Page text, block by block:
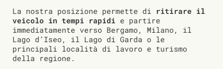
La nostra posizione permette di ritirare il
veicolo in tempi rapidi e partire
immediatamente verso Bergamo, Milano, il
Lago d’Iseo, il Lago di Garda o le
principali località di lavoro e turismo
della regione.